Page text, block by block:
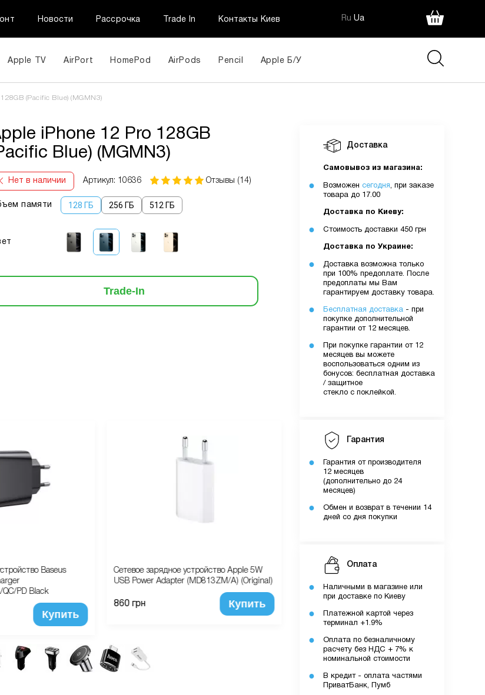
Новости Рассрочка Trade In Контакты Киев Ru Ua
Apple TV AirPort HomePod AirPods Pencil Apple Б/У
(Pacific Blue) (MGMN3)
iPhone 12 Pro 128GB
Blue) (MGMN3)
Нет в наличии Артикул: 10636 Отзывы (14)
памяти 128 ГБ 256 ГБ 512 ГБ
Trade-In
Baseus
PD Black
Купить
Сетевое зарядное устройство Apple 5W
USB Power Adapter (MD813ZM/A) (Original)
860 грн Купить
Автомобильное зарядное устройство
Доставка
Самовывоз из магазина:
Возможен сегодня, при заказе
товара до 17.00
Доставка по Киеву:
Стоимость доставки 450 грн
Доставка по Украине:
Доставка возможна только
при 100% предоплате. После
предоплаты мы Вам
гарантируем доставку товара.
Бесплатная доставка - при
покупке дополнительной
гарантии от 12 месяцев.
При покупке гарантии от 12
месяцев вы можете
воспользоваться одним из
бонусов: бесплатная доставка
/ защитное
стекло с поклейкой.
Гарантия
Гарантия от производителя
12 месяцев
(дополнительно до 24
месяцев)
Обмен и возврат в течении 14
дней со дня покупки
Оплата
Наличными в магазине или
при доставке по Киеву
Платежной картой через
терминал +1.9%
Оплата по безналичному
расчету без НДС + 7% к
номинальной стоимости
В кредит - оплата частями
ПриватБанк, Пумб